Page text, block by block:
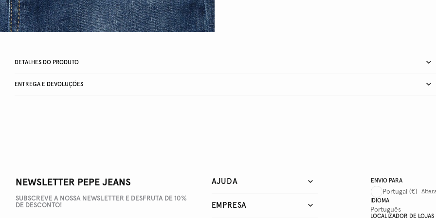
DETALHES DO PRODUTO
ENTREGA E DEVOLUÇÕES
NEWSLETTER PEPE JEANS
SUBSCREVE A NOSSA NEWSLETTER E DESFRUTA DE 10%
DE DESCONTO!
AJUDA
EMPRESA
ENVIO PARA
Portugal (€)
IDIOMA
Português
LOCALIZADOR DE LOJAS